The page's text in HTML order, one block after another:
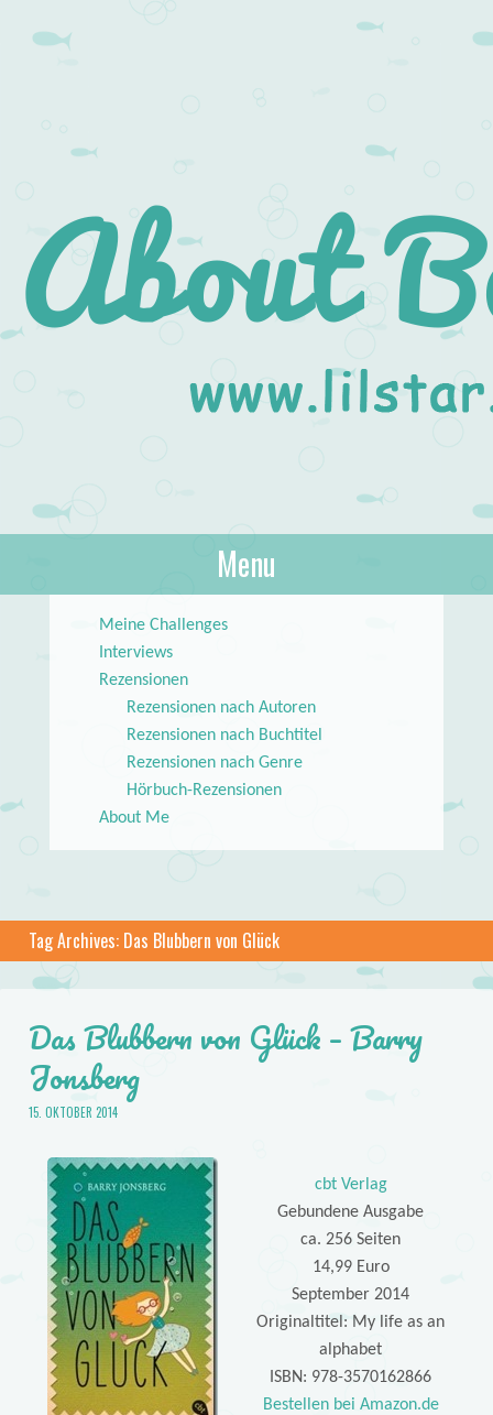
About Books
lilstar.de
Menu
Meine Challenges
Interviews
Rezensionen
Rezensionen nach Autoren
Rezensionen nach Buchtitel
Rezensionen nach Genre
Hörbuch-Rezensionen
About Me
Tag Archives: Das Blubbern von Glück
Das Blubbern von Glück – Barry
Jonsberg
15. OKTOBER 2014
cbt Verlag
Gebundene Ausgabe
ca. 256 Seiten
14,99 Euro
September 2014
Originaltitel: My life as an
alphabet
ISBN: 978-3570162866
Bestellen bei Amazon.de